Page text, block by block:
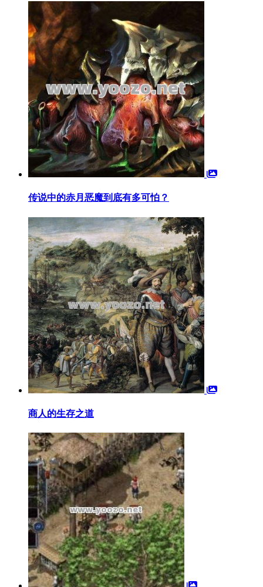
传说中的赤月恶魔到底有多可怕？
商人的生存之道